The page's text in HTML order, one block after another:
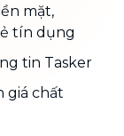
mặt,
tín dụng
tin Tasker
giá chất